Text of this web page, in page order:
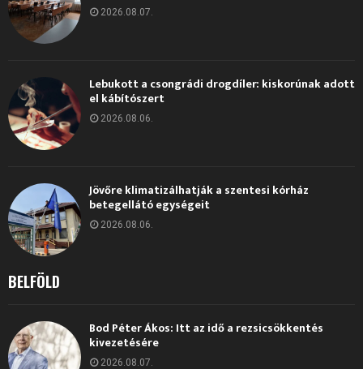
2026.08.07.
Lebukott a csongrádi drogdíler: kiskorúnak adott
el kábítószert
2026.08.06.
Jövőre klimatizálhatják a szentesi kórház
betegellátó egységeit
2026.08.06.
BELFÖLD
Bod Péter Ákos: Itt az idő a rezsicsökkentés
kivezetésére
2026.08.07.